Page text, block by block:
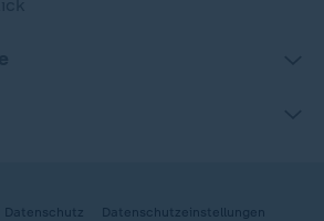
Datenschutz Datenschutzeinstellungen